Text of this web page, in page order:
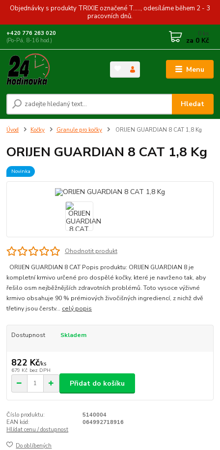
Objednávky s produkty TRIXIE označené T....., odesíláme během 2 - 3
pracovních dnů.
Menu
Hledat
+420 776 263 020
(Po-Pá, 8-16 hod.)
0 ks
za 0 Kč
Úvod Kočky Granule pro kočky ORIJEN GUARDIAN 8 CAT 1,8 Kg
ORIJEN GUARDIAN 8 CAT 1,8 Kg
Novinka
Ohodnotit produkt
ORIJEN GUARDIAN 8 CAT Popis produktu: ORIJEN GUARDIAN 8 je
kompletní krmivo určené pro dospělé kočky, které je navrženo tak, aby
řešilo osm nejběžnějších zdravotních problémů. Toto vysoce výživné
krmivo obsahuje 90 % prémiových živočišných ingrediencí, z nichž dvě
třetiny jsou čerstv... celý popis
Dostupnost Skladem
822 Kč/ks
679 Kč bez DPH
Přidat do košíku
Číslo produktu:
5140004
EAN kód:
064992718916
Hlídat cenu / dostupnost
Do oblíbených